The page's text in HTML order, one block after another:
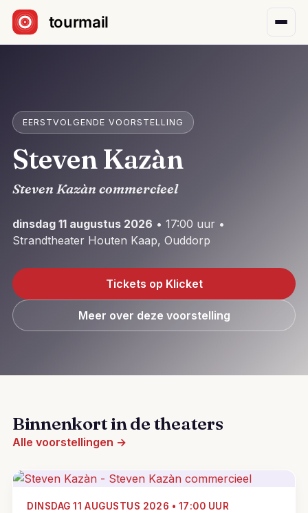
Sla navigatie over
EERSTVOLGENDE VOORSTELLING
Steven Kazàn
Steven Kazàn commercieel
dinsdag 11 augustus 2026 • 17:00 uur •
Strandtheater Houten Kaap, Ouddorp
Tickets op Klicket
Meer over deze voorstelling
Binnenkort in de theaters
Alle voorstellingen →
DINSDAG 11 AUGUSTUS 2026 • 17:00 UUR